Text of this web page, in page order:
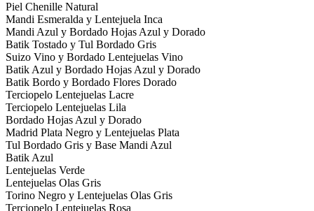
Piel Chenille Natural
Mandi Esmeralda y Lentejuela Inca
Mandi Azul y Bordado Hojas Azul y Dorado
Batik Tostado y Tul Bordado Gris
Suizo Vino y Bordado Lentejuelas Vino
Batik Azul y Bordado Hojas Azul y Dorado
Batik Bordo y Bordado Flores Dorado
Terciopelo Lentejuelas Lacre
Terciopelo Lentejuelas Lila
Bordado Hojas Azul y Dorado
Madrid Plata Negro y Lentejuelas Plata
Tul Bordado Gris y Base Mandi Azul
Batik Azul
Lentejuelas Verde
Lentejuelas Olas Gris
Torino Negro y Lentejuelas Olas Gris
Terciopelo Lentejuelas Rosa